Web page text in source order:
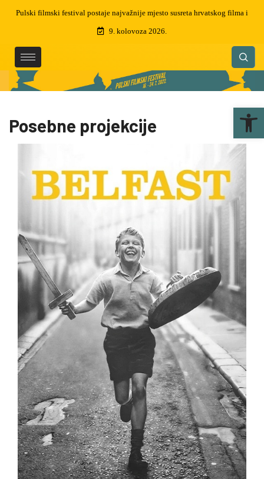
hrvatskog filma i
Preminuo je Martin Semenčić, filmski montažer i dizajner
čak 5 zlatnih arena
9. kolovoza 2026.
Posebne projekcije